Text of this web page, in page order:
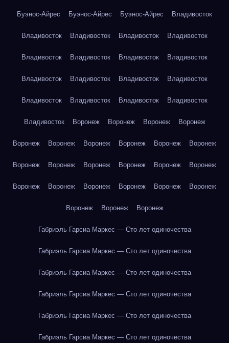
Буэнос-Айрес Буэнос-Айрес Буэнос-Айрес Владивосток
Владивосток Владивосток Владивосток Владивосток
Владивосток Владивосток Владивосток Владивосток
Владивосток Владивосток Владивосток Владивосток
Владивосток Владивосток Владивосток Владивосток
Владивосток Воронеж Воронеж Воронеж Воронеж
Воронеж Воронеж Воронеж Воронеж Воронеж Воронеж
Воронеж Воронеж Воронеж Воронеж Воронеж Воронеж
Воронеж Воронеж Воронеж Воронеж Воронеж Воронеж
Воронеж Воронеж Воронеж
Габриэль Гарсиа Маркес — Сто лет одиночества
Габриэль Гарсиа Маркес — Сто лет одиночества
Габриэль Гарсиа Маркес — Сто лет одиночества
Габриэль Гарсиа Маркес — Сто лет одиночества
Габриэль Гарсиа Маркес — Сто лет одиночества
Габриэль Гарсиа Маркес — Сто лет одиночества